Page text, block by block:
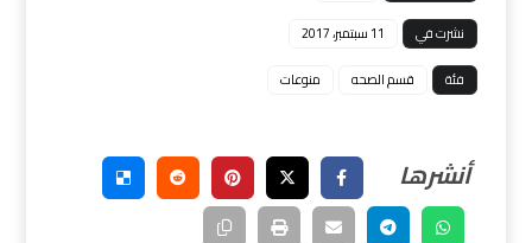
نشرت في
11 سبتمبر، 2017
فئة
قسم الصحه منوعات